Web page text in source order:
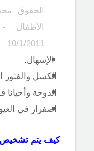
الحقوق
10/1/2011
الإسهال.
الكسل والفتور
الدوخة
اصفرار في
كيف يتم تشخيص